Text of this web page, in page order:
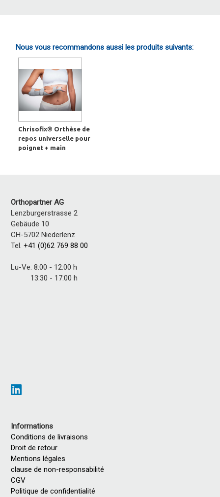
Nous vous recommandons aussi les produits suivants:
Chrisofix® Orthèse de
repos universelle pour
poignet + main
Orthopartner AG
Lenzburgerstrasse 2
Gebäude 10
CH-5702 Niederlenz
Tel.+41 (0)62 769 88 00
Lu-Ve: 8:00 - 12:00 h
13:30 - 17:00 h
Informations
Conditions de livraisons
Droit de retour
Mentions légales
clause de non-responsabilité
CGV
Politique de confidentialité